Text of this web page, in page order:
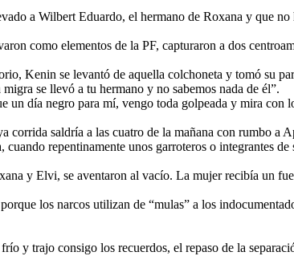
a Wilbert Eduardo, el hermano de Roxana y que no
como elementos de la PF, capturaron a dos
Kenin se levantó de aquella colchoneta y tomó su
se llevó a tu hermano y no sabemos nada de él”.
día negro para mí, vengo toda golpeada y mira con
corrida saldría a las cuatro de la mañana con rumbo a
repentinamente unos garroteros o integrantes
y Elvi, se aventaron al vacío. La mujer recibía un
los narcos utilizan de “mulas” a los
y trajo consigo los recuerdos, el repaso de la